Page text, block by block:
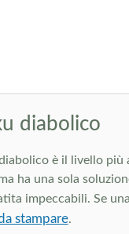
diabolico
diabolico è il livello
ha una sola
impeccabili. Se
stampare.